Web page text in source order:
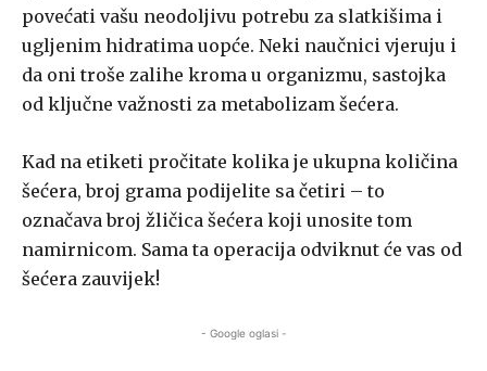
povećati vašu neodoljivu potrebu za slatkišima i
ugljenim hidratima uopće. Neki naučnici vjeruju i
da oni troše zalihe kroma u organizmu, sastojka
od ključne važnosti za metabolizam šećera.
Kad na etiketi pročitate kolika je ukupna količina
šećera, broj grama podijelite sa četiri – to
označava broj žličica šećera koji unosite tom
namirnicom. Sama ta operacija odviknut će vas od
šećera zauvijek!
- Google oglasi -